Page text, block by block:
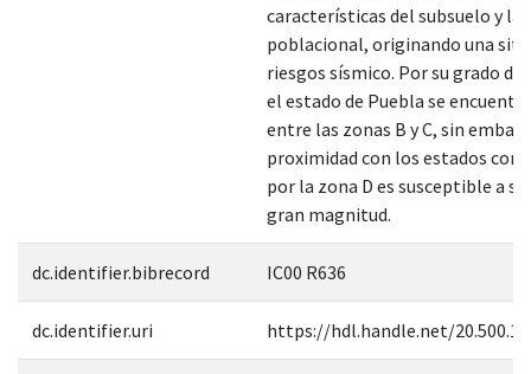
características del subsuelo y la
poblacional, originando una
riesgos sísmico. Por su grado de
el estado de Puebla se
entre las zonas B y C, sin
proximidad con los estados
por la zona D es susceptible a
gran magnitud.
dc.identifier.bibrecord IC00 R636
dc.identifier.uri https://hdl.handle.net/